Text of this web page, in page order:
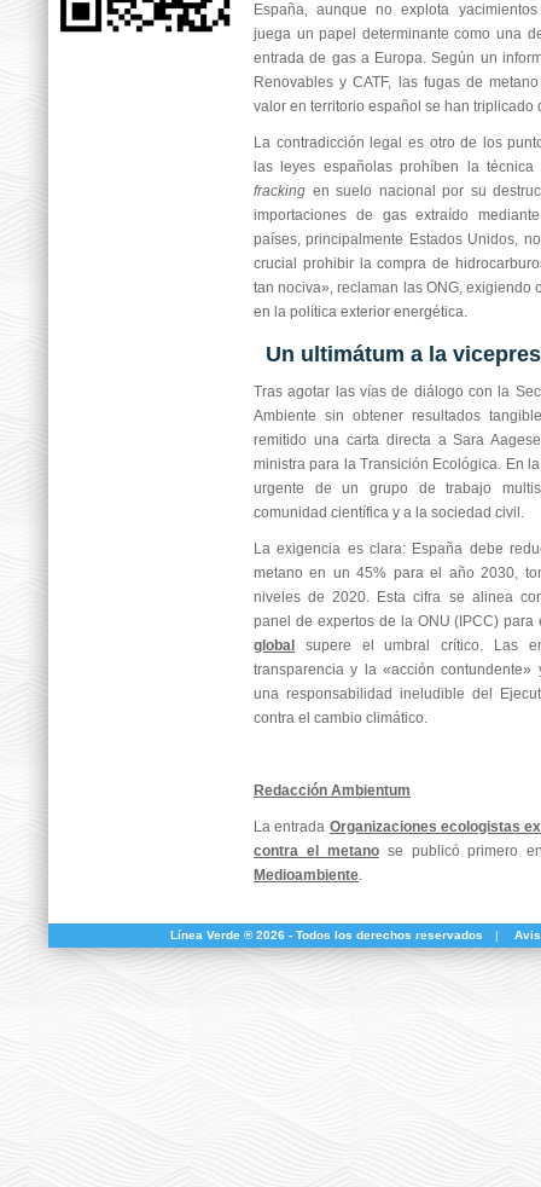
España, aunque no explota
juega un papel determinante como una
entrada de gas a Europa. Según un
Renovables y CATF, las fugas de
valor en territorio español se han triplicado
La contradicción legal es otro de los
las leyes españolas prohíben la
fracking en suelo nacional por su
importaciones de gas extraído
países, principalmente Estados Unidos,
crucial prohibir la compra de
tan nociva», reclaman las ONG, exigiendo
en la política exterior energética.
Un ultimátum a la
Tras agotar las vías de diálogo con la
Ambiente sin obtener resultados
remitido una carta directa a Sara
ministra para la Transición Ecológica. En
urgente de un grupo de trabajo
comunidad científica y a la sociedad civil.
La exigencia es clara: España debe
metano en un 45% para el año 2030,
niveles de 2020. Esta cifra se alinea
panel de expertos de la ONU (IPCC)
global
supere el umbral crítico. Las
transparencia y la «acción
una responsabilidad ineludible del
contra el cambio climático.
Redacción Ambientum
La entrada Organizaciones ecologistas
contra el metanose publicó primero
Medioambiente.
Línea Verde ® 2026 - Todos los derechos reservados |